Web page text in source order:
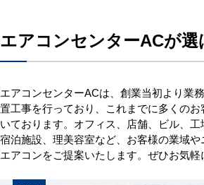
エアコンセンターACが
エアコンセンターACは、創業当初より業
置工事を行っており、これまでに多くの
いております。オフィス、店舗、ビル、工
宿泊施設、理美容室など、お客様の業域
エアコンをご提案いたします。ぜひお気軽